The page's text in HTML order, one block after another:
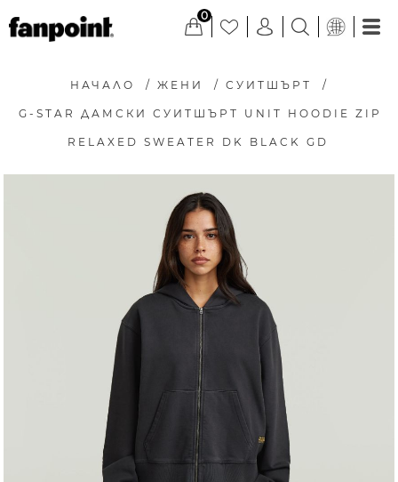
0
НАЧАЛО / ЖЕНИ / СУИТШЪРТ /
G-STAR ДАМСКИ СУИТШЪРТ UNIT HOODIE ZIP
RELAXED SWEATER DK BLACK GD